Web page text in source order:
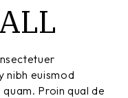
nibh euismod
Proin qual de